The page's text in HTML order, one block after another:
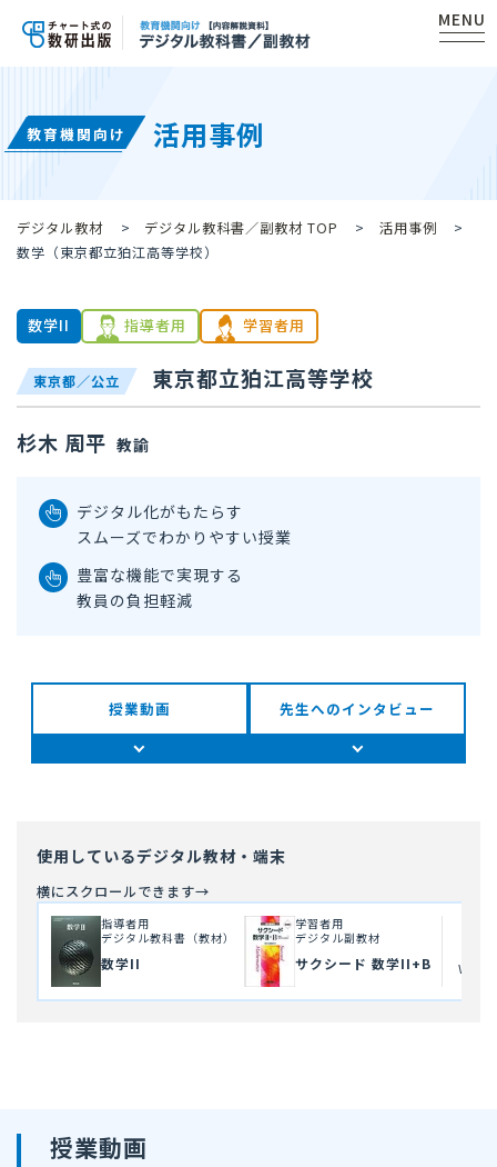
MENU
教育機関向け 活用事例
デジタル教材 デジタル教科書／副教材 TOP
活用事例
数学（東京都立狛江高等学校）
数学II 指導者用 学習者用
東京都／公立 東京都立狛江高等学校
杉木 周平 教諭
デジタル化がもたらす
スムーズでわかりやすい授業
豊富な機能で実現する
教員の負担軽減
授業動画 先生へのインタビュー
使用しているデジタル教材・端末
指導者用
デジタル教科書（教材）
数学II
学習者用
デジタル副教材
サクシード 数学II+B
授業動画